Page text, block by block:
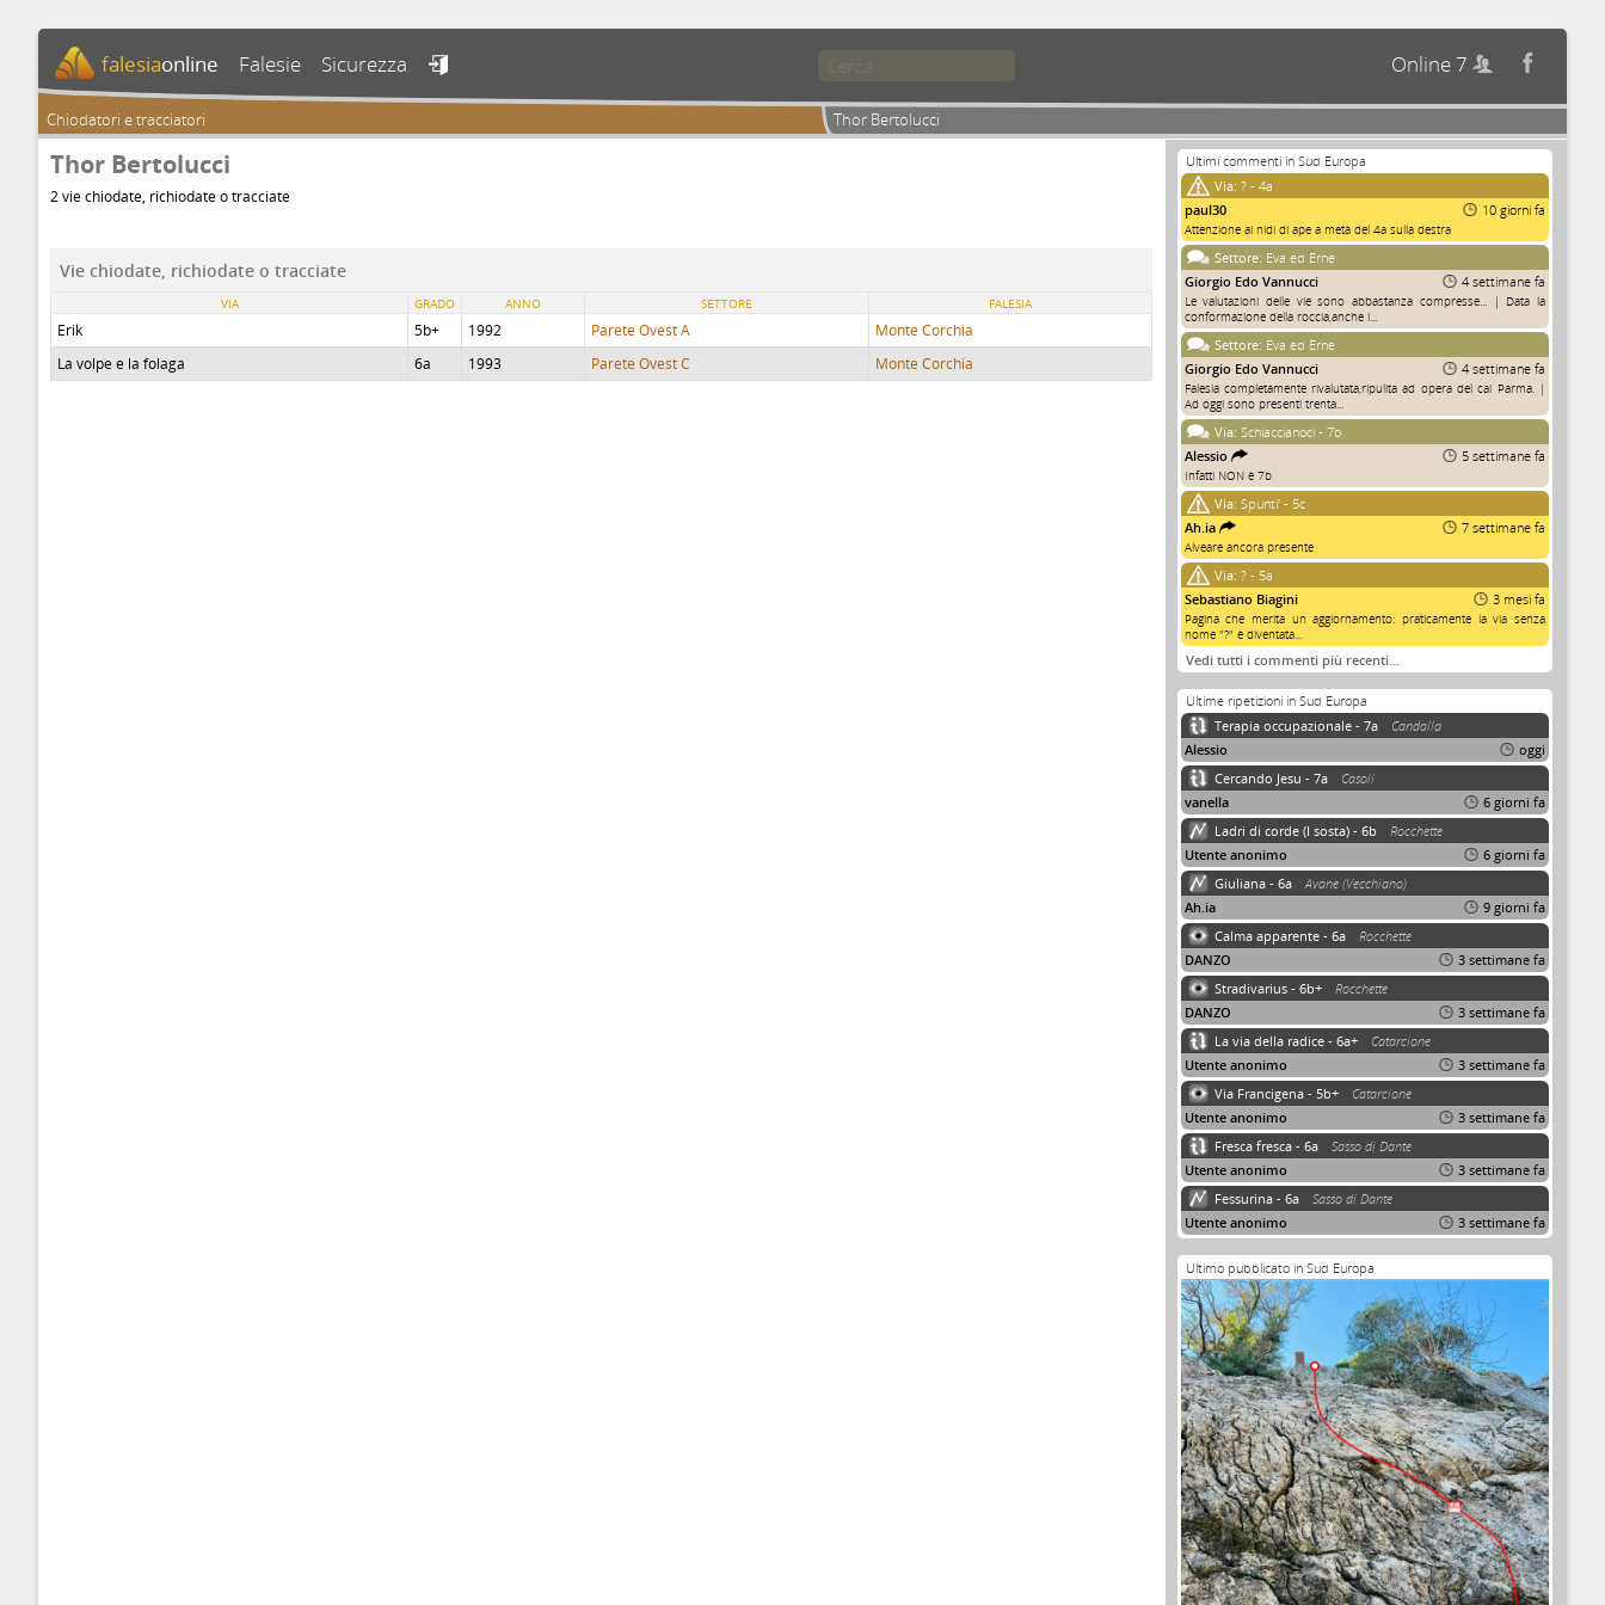
falesiaonline Falesie Sicurezza  Online 7 
Chiodatori e tracciatori Thor Bertolucci
Thor Bertolucci
2 vie chiodate, richiodate o tracciate
Vie chiodate, richiodate o tracciate
VIA GRADO ANNO SETTORE FALESIA
Erik 5b+ 1992 Parete Ovest A
Monte Corchia
La volpe e la folaga
6a 1993 Parete Ovest C Monte Corchia
Ultimi commenti in Sud Europa
Via: ? - 4a
paul30
10 giorni fa
Attenzione ai nidi di ape a metà del 4a sulla destra
Settore: Eva ed Erne
Giorgio Edo Vannucci
4 settimane fa
Le valutazioni delle vie sono abbastanza compresse... | Data la
conformazione della roccia,anche i...
Settore: Eva ed Erne
Giorgio Edo Vannucci
4 settimane fa
Falesia completamente rivalutata,ripulita ad opera del cai Parma. |
Ad oggi sono presenti trenta...
Via: Schiaccianoci - 7b
Alessio
5 settimane fa
Infatti NON è 7b
Via: Spunti' - 5c
Ah.ia
7 settimane fa
Alveare ancora presente
Via: ? - 5a
Sebastiano Biagini
3 mesi fa
Pagina che merita un aggiornamento: praticamente la via senza
nome "?" è diventata...
Vedi tutti i commenti più recenti…
Ultime ripetizioni in Sud Europa
Terapia occupazionale - 7a
Candalla
Alessio
oggi
Cercando Jesu - 7a
Casoli
vanella
6 giorni fa
Ladri di corde (I sosta) - 6b
Rocchette
Utente anonimo
6 giorni fa
Giuliana - 6a
Avane (Vecchiano)
Ah.ia
9 giorni fa
Calma apparente - 6a
Rocchette
DANZO
3 settimane fa
Stradivarius - 6b+
Rocchette
DANZO
3 settimane fa
La via della radice - 6a+
Catarcione
Utente anonimo
3 settimane fa
Via Francigena - 5b+
Catarcione
Utente anonimo
3 settimane fa
Fresca fresca - 6a
Sasso di Dante
Utente anonimo
3 settimane fa
Fessurina - 6a
Sasso di Dante
Utente anonimo
3 settimane fa
Ultimo pubblicato in Sud Europa